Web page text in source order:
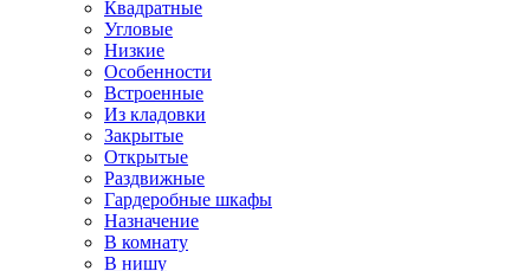
Квадратные
Угловые
Низкие
Особенности
Встроенные
Из кладовки
Закрытые
Открытые
Раздвижные
Гардеробные шкафы
Назначение
В комнату
В нишу